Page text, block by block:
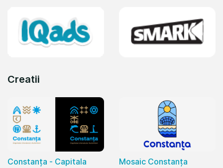
Creatii
Constanța - Capitala
Mosaic Constanța